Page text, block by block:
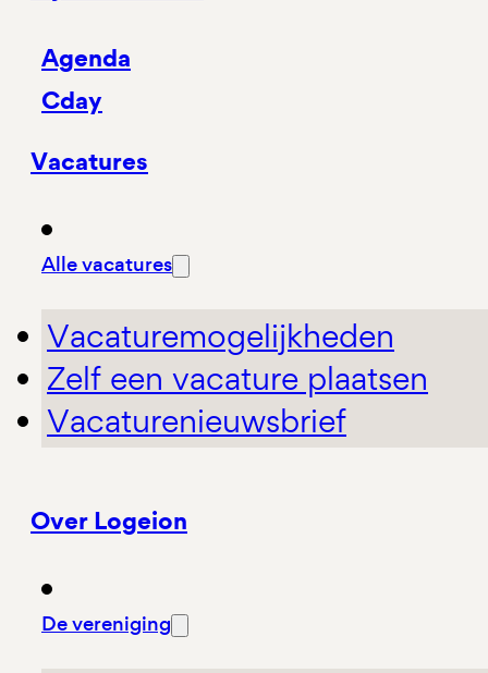
Agenda
Cday
Vacatures
Alle vacatures
Vacaturemogelijkheden
Zelf een vacature plaatsen
Vacaturenieuwsbrief
Over Logeion
De vereniging